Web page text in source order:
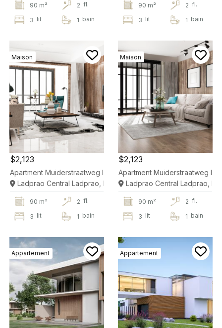
90 m² 2 fl.
3 lit 1 bain
90 m² 2 fl.
3 lit 1 bain
Maison
$2,123
Apartment Muiderstraatweg In Diemen
Ladprao Central Ladprao, Bangkok
90 m² 2 fl.
3 lit 1 bain
Maison
$2,123
Apartment Muiderstraatweg In
Ladprao Central Ladprao,
90 m² 2 fl.
3 lit 1 bain
Appartement Appartement